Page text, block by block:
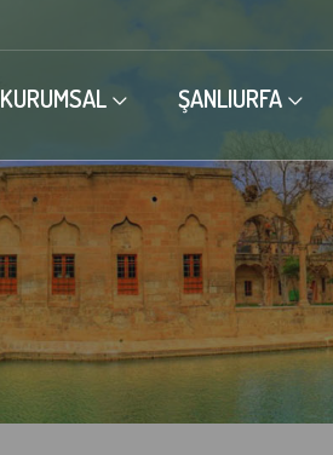
KURUMSAL ŞANLIURFA